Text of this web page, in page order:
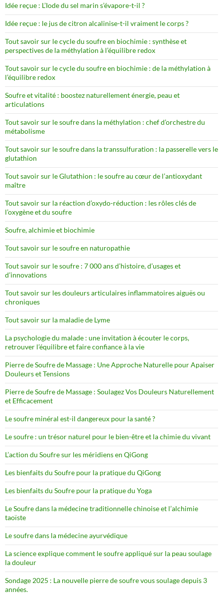
Idée reçue : L’Iode du sel marin s’évapore-t-il ?
Idée reçue : le jus de citron alcalinise-t-il vraiment le corps ?
Tout savoir sur le cycle du soufre en biochimie : synthèse et
perspectives de la méthylation à l’équilibre redox
Tout savoir sur le cycle du soufre en biochimie : de la méthylation à
l’équilibre redox
Soufre et vitalité : boostez naturellement énergie, peau et
articulations
Tout savoir sur le soufre dans la méthylation : chef d’orchestre du
métabolisme
Tout savoir sur le soufre dans la transsulfuration : la passerelle vers le
glutathion
Tout savoir sur le Glutathion : le soufre au cœur de l’antioxydant
maître
Tout savoir sur la réaction d’oxydo-réduction : les rôles clés de
l’oxygène et du soufre
Soufre, alchimie et biochimie
Tout savoir sur le soufre en naturopathie
Tout savoir sur le soufre : 7 000 ans d’histoire, d’usages et
d’innovations
Tout savoir sur les douleurs articulaires inflammatoires aiguës ou
chroniques
Tout savoir sur la maladie de Lyme
La psychologie du malade : une invitation à écouter le corps,
retrouver l’équilibre et faire confiance à la vie
Pierre de Soufre de Massage : Une Approche Naturelle pour Apaiser
Douleurs et Tensions
Pierre de Soufre de Massage : Soulagez Vos Douleurs Naturellement
et Efficacement
Le soufre minéral est-il dangereux pour la santé ?
Le soufre : un trésor naturel pour le bien-être et la chimie du vivant
L’action du Soufre sur les méridiens en QiGong
Les bienfaits du Soufre pour la pratique du QiGong
Les bienfaits du Soufre pour la pratique du Yoga
Le Soufre dans la médecine traditionnelle chinoise et l’alchimie
taoïste
Le soufre dans la médecine ayurvédique
La science explique comment le soufre appliqué sur la peau soulage
la douleur
Sondage 2025 : La nouvelle pierre de soufre vous soulage depuis 3
années.